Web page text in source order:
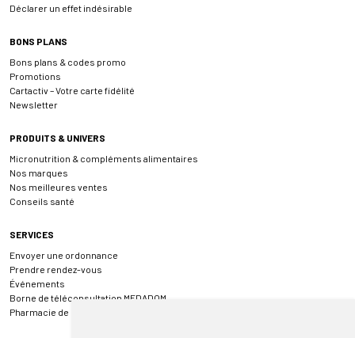
Déclarer un effet indésirable
BONS PLANS
Bons plans & codes promo
Promotions
Cartactiv – Votre carte fidélité
Newsletter
PRODUITS & UNIVERS
Micronutrition & compléments alimentaires
Nos marques
Nos meilleures ventes
Conseils santé
SERVICES
Envoyer une ordonnance
Prendre rendez-vous
Événements
Borne de téléconsultation MEDADOM
Pharmacie de garde